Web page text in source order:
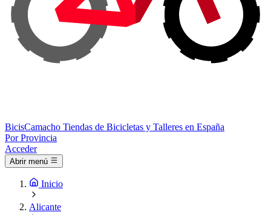
BicisCamacho Tiendas de Bicicletas y Talleres en España
Por Provincia
Acceder
Abrir menú
Inicio
Alicante